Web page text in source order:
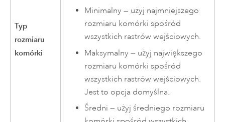
Typ
rozmiaru
komórki
Minimalny — użyj najmniejszego
rozmiaru komórki spośród
wszystkich rastrów wejściowych.
Maksymalny — użyj największego
rozmiaru komórki spośród
wszystkich rastrów wejściowych.
Jest to opcja domyślna.
Średni — użyj średniego rozmiaru